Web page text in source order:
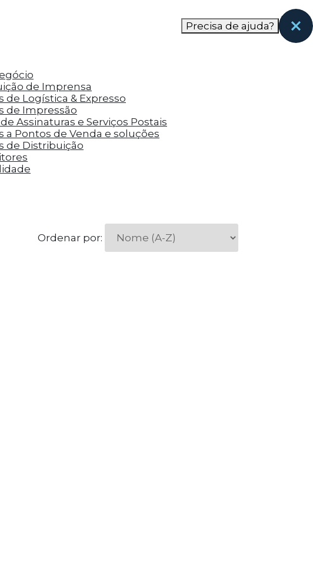
base nas páginas que eles visitaram antes e analisar a
Precisa de ajuda?
de Imprensa
de Logística & Expresso
de Impressão
Assinaturas e Serviços Postais
a Pontos de Venda e soluções
de Distribuição
Ordenar por: